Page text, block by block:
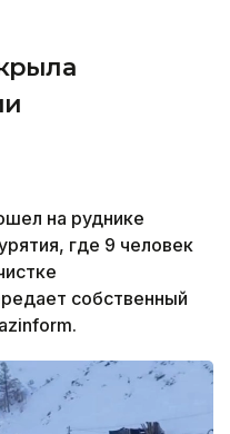
на руднике
где 9 человек
собственный